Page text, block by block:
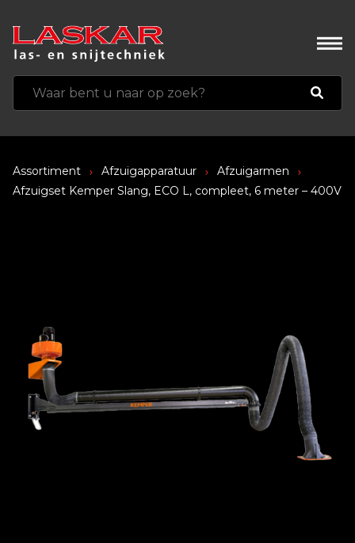
Assortiment Afzuigapparatuur
Afzuigarmen
Afzuigset Kemper Slang, ECO L, compleet, 6 meter – 400V